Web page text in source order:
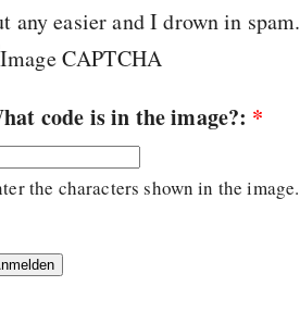
any easier and I drown in spam.
code is in the image?: *
the characters shown in the image.